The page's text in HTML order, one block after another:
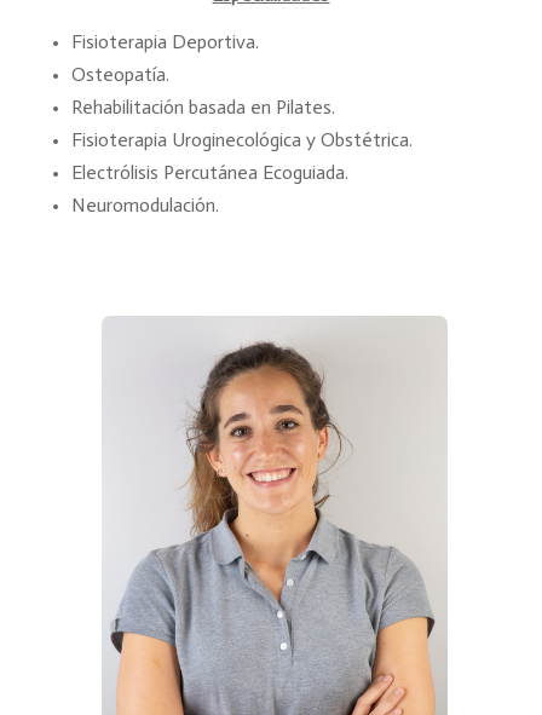
Fisioterapia Deportiva.
Osteopatía.
Rehabilitación basada en Pilates.
Fisioterapia Uroginecológica y Obstétrica.
Electrólisis Percutánea Ecoguiada.
Neuromodulación.